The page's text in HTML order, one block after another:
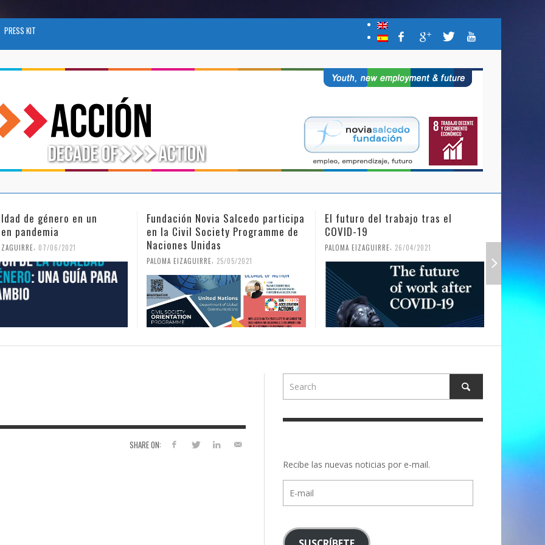
PRESS KIT
de género en un
pandemia
07/06/2021
Fundación Novia Salcedo participa
en la Civil Society Programme de
Naciones Unidas
PALOMA EIZAGUIRRE 25/05/2021
El futuro del trabajo tras el
COVID-19
PALOMA EIZAGUIRRE 26/04/2021
SHARE ON:
Recibe las nuevas noticias por e-mail.
mail